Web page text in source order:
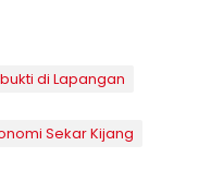
di Lapangan
Sekar Kijang